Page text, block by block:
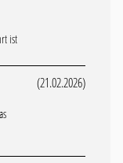
ist
(21.02.2026)